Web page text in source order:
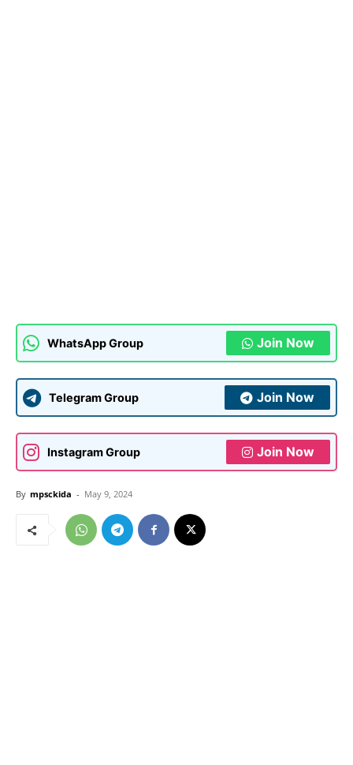
WhatsApp Group Join Now
Telegram Group Join Now
Instagram Group Join Now
By mpsckida - May 9, 2024